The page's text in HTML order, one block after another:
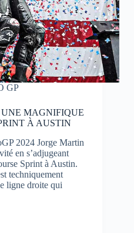
GP
UNE MAGNIFIQUE
À AUSTIN
2024 Jorge Martin
en s’adjugeant
Sprint à Austin.
techniquement
ligne droite qui